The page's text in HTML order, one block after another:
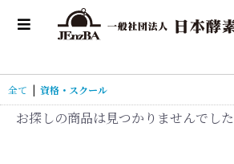
全て | 資格・スクール
お探しの商品は見つかりませんでした